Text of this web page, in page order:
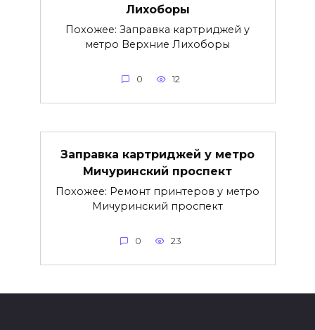
Лихоборы
Похожее: Заправка картриджей у
метро Верхние Лихоборы
0 12
Заправка картриджей у метро
Мичуринский проспект
Похожее: Ремонт принтеров у метро
Мичуринский проспект
0 23